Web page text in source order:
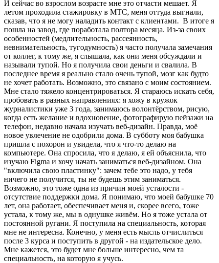
И сейчас во взрослом возрасте мне это отчасти мешает. Я
летом проходила стажировку в МТС, меня оттуда выгнали,
сказав, что я не могу наладить контакт с клиентами. В итоге я
пошла на завод, где поработала полтора месяца. Из-за своих
особенностей (медлительность, рассеянность,
невнимательность, тугодумность) я часто получала замечания
от коллег, к тому же, я слышала, как они меня обсуждали и
называли тупой. Но я получила свои деньги и свалила. В
последнее время я реально стало очень тупой, мозг как будто
не хочет работать. Возможно, это связано с моим состоянием.
Мне стало тяжело концентрироваться. Я стараюсь искать себя,
пробовать в разных направлениях: я хожу в кружок
журналистики уже 3 года, занимаюсь волонтёрством, рисую,
когда есть желание и вдохновение, фотографирую пейзажи на
телефон, недавно начала изучать веб-дизайн. Правда, моё
новое увлечение не одобрили дома. В субботу моя бабушка
пришла с похорон и увидела, что я что-то делаю на
компьютере. Она спросила, что я делаю, я ей объяснила, что
изучаю Figma и хочу начать заниматься веб-дизайном. Она
"включила свою пластинку": зачем тебе это надо, у тебя
ничего не получится, ты не будешь этим заниматься.
Возможно, это тоже одна из причин моей усталости -
отсутствие поддержки дома. Я понимаю, что моей бабушке 70
лет, она работает, обеспечивает меня и, скорее всего, тоже
устала, к тому же, мы в однушке живём. Но я тоже устала от
постоянной ругани. Я поступила на специальность, которая
мне не интересна. Конечно, у меня есть мысль отчислиться
после 3 курса и поступить в другой - на издательское дело.
Мне кажется, это будет мне больше интересно, чем та
специальность, на которую я учусь.